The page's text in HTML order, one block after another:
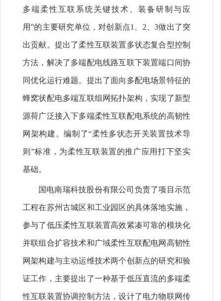
多端柔性互联系统关键技术、装备研制与应
用”的主要研究单位，对创新点1、2、3做出了突
出贡献。提出了柔性互联装置多状态复合型控制
方法，解决了多端配电线路互联下装置端口间协
同优化运行难题。提出了面向多配电场景特征的
蜂窝状配电多端互联组网拓扑架构，实现了新型
源荷广泛接入下多端柔性互联配电系统的高韧性
网架构建。编制了“柔性多状态开关装置技术导
则”标准，为柔性互联装置的推广应用打下坚实
基础。
国电南瑞科技股份有限公司负责了项目示范
工程在苏州古城区和工业园区的具体落地实施，
参与了低压柔性互联装置高效紧凑可靠的模块化
并联组合扩容技术和广域柔性互联配电网高韧性
网架构建与主动运维技术两个创新点的研究和验
证工作，主要提出了一种基于低压直流的多端柔
性互联装置协调控制方法，设计了电力物联网传